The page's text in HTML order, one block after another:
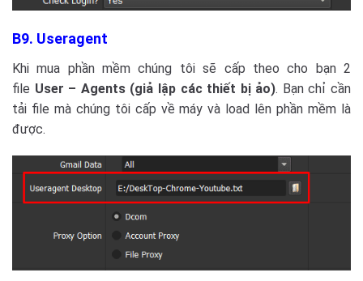
B9. Useragent
Khi mua phần mềm chúng tôi sẽ cấp theo cho bạn 2
file User – Agents (giả lập các thiết bị ảo). Bạn chỉ cần
tải file mà chúng tôi cấp về máy và load lên phần mềm là
được.